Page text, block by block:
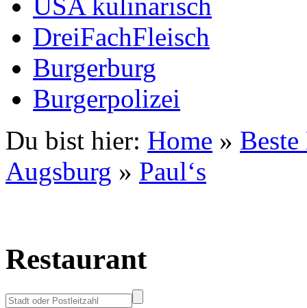
DreiFachFleisch
Burgerburg
Burgerpolizei
Du bist hier: Home »
Augsburg » Paul‘s
Restaurant